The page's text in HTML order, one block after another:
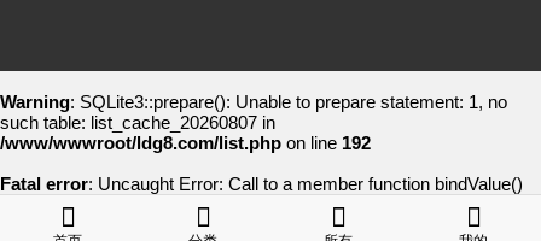
Warning: SQLite3::prepare(): Unable to prepare statement: 1, no
such table: list_cache_20260807 in
/www/wwwroot/ldg8.com/list.php on line 192
Fatal error: Uncaught Error: Call to a member function bindValue()
on bool in /www/wwwroot/ldg8.com/list.php:193 Stack trace: #0
/www/wwwroot/ldg8.com/list.php(78): writeCache() #1 {main} thrown